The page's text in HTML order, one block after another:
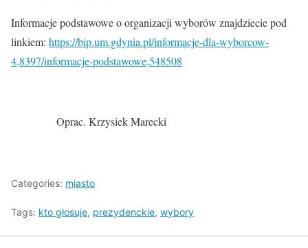
Informacje podstawowe o organizacji wyborów znajdziecie pod
linkiem: https://bip.um.gdynia.pl/informacje-dla-wyborcow-
4,8397/informacje-podstawowe,548508
Oprac. Krzysiek Marecki
Categories: miasto
Tags: kto głosuje, prezydenckie, wybory